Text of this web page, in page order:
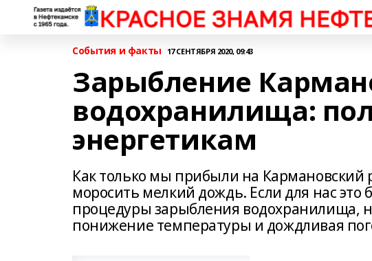
События и факты 17 СЕНТЯБРЯ 2020, 09:43
Зарыбление
водохранилища:
энергетикам
Как только мы прибыли на Кармановский
моросить мелкий дождь. Если для нас
процедуры зарыбления водохранилища,
понижение температуры и дождливая